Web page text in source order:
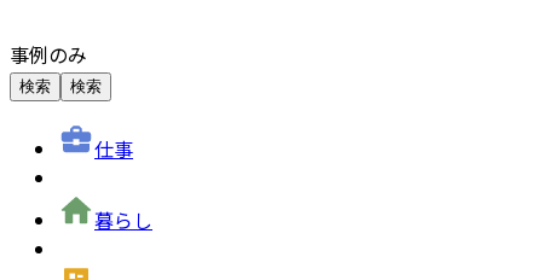
事例のみ
検索 検索
仕事
暮らし